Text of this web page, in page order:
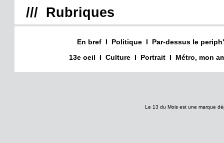
/// Rubriques
En bref I Politique I
Par-dessus le periph'
13e oeil
I Culture I Portrait I Métro, mon
Le 13 du Mois est une marque